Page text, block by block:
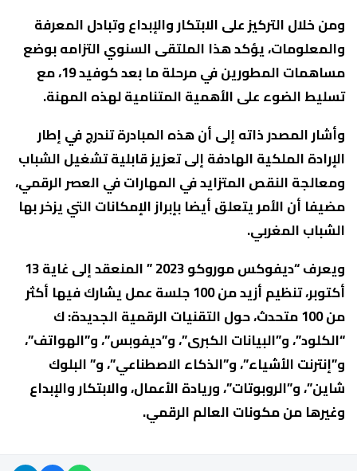
ومن خلال التركيز على الابتكار والإبداع وتبادل المعرفة
والمعلومات، يؤكد هذا الملتقى السنوي التزامه بوضع
مساهمات المطورين في مرحلة ما بعد كوفيد 19، مع
تسليط الضوء على الأهمية المتنامية لهذه المهنة.
وأشار المصدر ذاته إلى أن هذه المبادرة تندرج في إطار
الإرادة الملكية الهادفة إلى تعزيز قابلية تشغيل الشباب
ومعالجة النقص المتزايد في المهارات في العصر الرقمي،
مضيفا أن الأمر يتعلق أيضا بإبراز الإمكانات التي يزخر بها
الشباب المغربي.
ويعرف “ديفوكس موروكو 2023 ” المنعقد إلى غاية 13
أكتوبر، تنظيم أزيد من 100 جلسة عمل يشارك فيها أكثر
من 100 متحدث، حول التقنيات الرقمية الجديدة: ك
“الكلود”، و”البيانات الكبرى”، و”ديفوبس”، و”الهواتف”،
و”إنترنت الأشياء”، و”الذكاء الاصطناعي”، و” البلوك
شاين”، و”الروبوتات”، وريادة الأعمال، والابتكار والإبداع
وغيرها من مكونات العالم الرقمي.